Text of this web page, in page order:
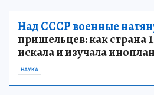
Над СССР военные
пришельцев: как страна
искала и изучала
НАУКА